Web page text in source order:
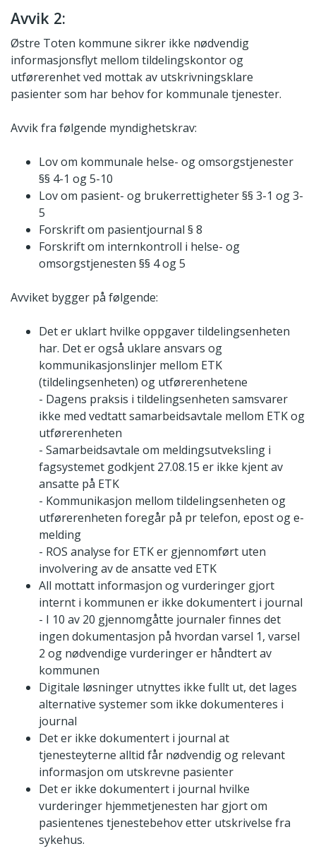
Avvik 2:
Østre Toten kommune sikrer ikke nødvendig
informasjonsflyt mellom tildelingskontor og
utførerenhet ved mottak av utskrivningsklare
pasienter som har behov for kommunale tjenester.
Avvik fra følgende myndighetskrav:
Lov om kommunale helse- og omsorgstjenester
§§ 4-1 og 5-10
Lov om pasient- og brukerrettigheter §§ 3-1 og 3-
5
Forskrift om pasientjournal § 8
Forskrift om internkontroll i helse- og
omsorgstjenesten §§ 4 og 5
Avviket bygger på følgende:
Det er uklart hvilke oppgaver tildelingsenheten
har. Det er også uklare ansvars og
kommunikasjonslinjer mellom ETK
(tildelingsenheten) og utførerenhetene
- Dagens praksis i tildelingsenheten samsvarer
ikke med vedtatt samarbeidsavtale mellom ETK og
utførerenheten
- Samarbeidsavtale om meldingsutveksling i
fagsystemet godkjent 27.08.15 er ikke kjent av
ansatte på ETK
- Kommunikasjon mellom tildelingsenheten og
utførerenheten foregår på pr telefon, epost og e-
melding
- ROS analyse for ETK er gjennomført uten
involvering av de ansatte ved ETK
All mottatt informasjon og vurderinger gjort
internt i kommunen er ikke dokumentert i journal
- I 10 av 20 gjennomgåtte journaler finnes det
ingen dokumentasjon på hvordan varsel 1, varsel
2 og nødvendige vurderinger er håndtert av
kommunen
Digitale løsninger utnyttes ikke fullt ut, det lages
alternative systemer som ikke dokumenteres i
journal
Det er ikke dokumentert i journal at
tjenesteyterne alltid får nødvendig og relevant
informasjon om utskrevne pasienter
Det er ikke dokumentert i journal hvilke
vurderinger hjemmetjenesten har gjort om
pasientenes tjenestebehov etter utskrivelse fra
sykehus.